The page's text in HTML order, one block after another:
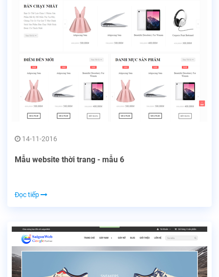
14-11-2016
Mẫu website thời trang - mẫu 6
Đọc tiếp